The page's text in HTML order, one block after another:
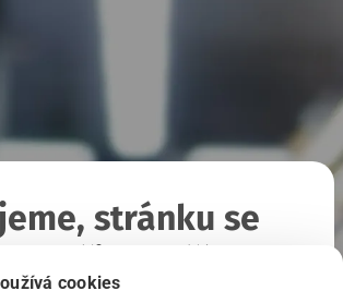
cookies
stránku se